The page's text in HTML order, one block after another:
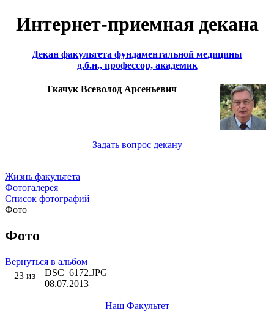
Интернет-приемная декана
Декан факультета фундаментальной медицины
д.б.н., профессор, академик
Ткачук Всеволод Арсеньевич
Задать вопрос декану
Жизнь факультета
Фотогалерея
Список фотографий
Фото
Фото
Вернуться в альбом
23 из
DSC_6172.JPG
08.07.2013
Наш Факультет